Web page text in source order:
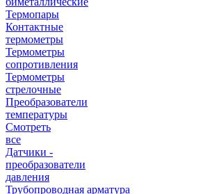
Термопары
Контактные
термометры
Термометры
сопротивления
Термометры
стрелочные
Преобразователи
температуры
Смотреть
все
Датчики -
преобразователи
давления
Трубопроводная арматура